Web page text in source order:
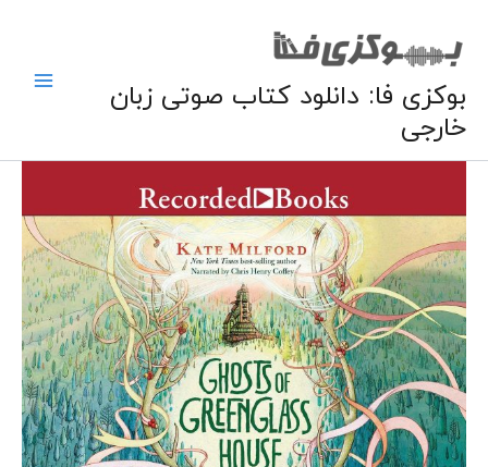
محتوا
بوکزی فا: دانلود کتاب صوتی زبان
خارجی
انگلیسی
ارواح
خانه
سبز
شیشه‌ای:
جلد
دوم
مهمانخانه‌ی
قاچاقچی‌ها
عدد